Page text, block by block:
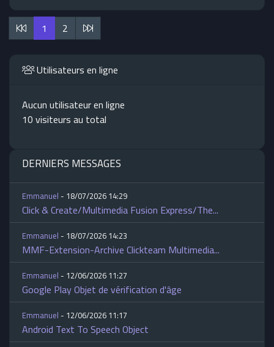
1 2
Utilisateurs en ligne
Aucun utilisateur en ligne
10 visiteurs au total
DERNIERS MESSAGES
Emmanuel- 18/07/2026 14:29
Click & Create/Multimedia Fusion Express/The...
Emmanuel- 18/07/2026 14:23
MMF-Extension-Archive Clickteam Multimedia...
Emmanuel- 12/06/2026 11:27
Google Play Objet de vérification d'âge
Emmanuel- 12/06/2026 11:17
Android Text To Speech Object